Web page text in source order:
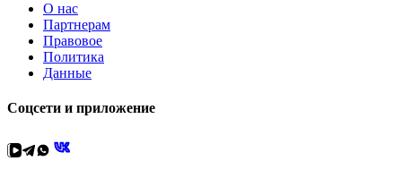
О нас
Партнерам
Правовое
Политика
Данные
Соцсети и приложение